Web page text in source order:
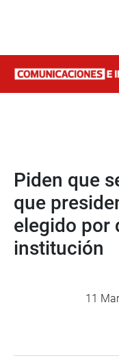
Piden que
que
elegido por
institución
11